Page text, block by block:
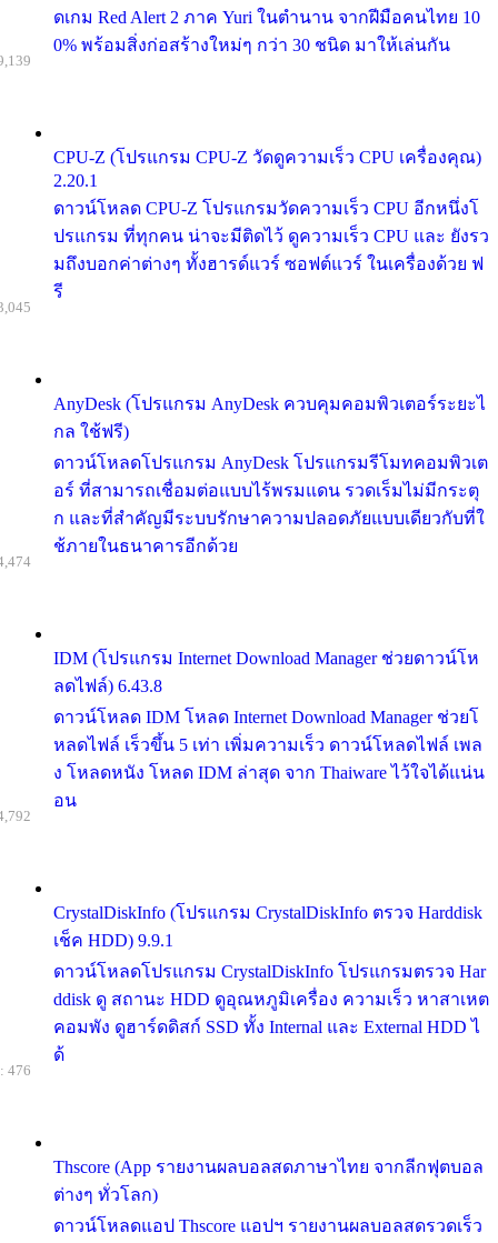
ดเกม Red Alert 2 ภาค Yuri ในตำนาน จากฝีมือคนไทย 10
0% พร้อมสิ่งก่อสร้างใหม่ๆ กว่า 30 ชนิด มาให้เล่นกัน
CPU-Z (โปรแกรม CPU-Z วัดดูความเร็ว CPU เครื่องคุณ)
2.20.1
ดาวน์โหลด CPU-Z โปรแกรมวัดความเร็ว CPU อีกหนึ่งโ
ปรแกรม ที่ทุกคน น่าจะมีติดไว้ ดูความเร็ว CPU และ ยังรว
มถึงบอกค่าต่างๆ ทั้งฮารด์แวร์ ซอฟต์แวร์ ในเครื่องด้วย ฟ
รี
AnyDesk (โปรแกรม AnyDesk ควบคุมคอมพิวเตอร์ระยะไ
กล ใช้ฟรี)
ดาวน์โหลดโปรแกรม AnyDesk โปรแกรมรีโมทคอมพิวเต
อร์ ที่สามารถเชื่อมต่อแบบไร้พรมแดน รวดเร็มไม่มีกระตุ
ก และที่สำคัญมีระบบรักษาความปลอดภัยแบบเดียวกับที่ใ
ช้ภายในธนาคารอีกด้วย
IDM (โปรแกรม Internet Download Manager ช่วยดาวน์โห
ลดไฟล์) 6.43.8
ดาวน์โหลด IDM โหลด Internet Download Manager ช่วยโ
หลดไฟล์ เร็วขึ้น 5 เท่า เพิ่มความเร็ว ดาวน์โหลดไฟล์ เพล
ง โหลดหนัง โหลด IDM ล่าสุด จาก Thaiware ไว้ใจได้แน่น
อน
CrystalDiskInfo (โปรแกรม CrystalDiskInfo ตรวจ Harddisk
เช็ค HDD) 9.9.1
ดาวน์โหลดโปรแกรม CrystalDiskInfo โปรแกรมตรวจ Har
ddisk ดู สถานะ HDD ดูอุณหภูมิเครื่อง ความเร็ว หาสาเหต
คอมพัง ดูฮาร์ดดิสก์ SSD ทั้ง Internal และ External HDD ไ
ด้
Thscore (App รายงานผลบอลสดภาษาไทย จากลีกฟุตบอล
ต่างๆ ทั่วโลก)
ดาวน์โหลดแอป Thscore แอปฯ รายงานผลบอลสดรวดเร็ว
476